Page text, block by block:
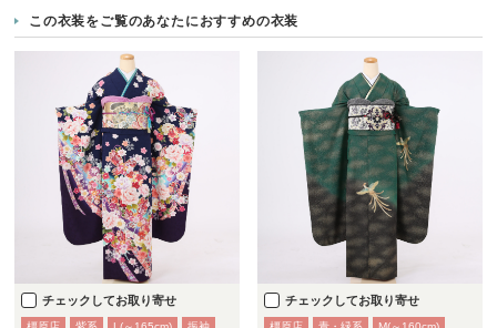
この衣装をご覧のあなたにおすすめの衣装
チェックしてお取り寄せ チェックしてお取り寄せ